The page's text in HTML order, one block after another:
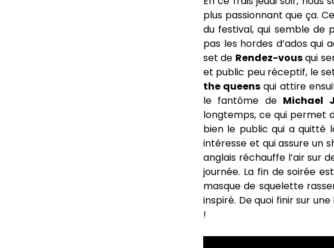
plus passionnant que ça.
du festival, qui semble de
pas les hordes d’ados
set de Rendez-vousqui
et public peu réceptif, le
the queens qui attire
le fantôme de Michael
longtemps, ce qui permet
bien le public qui a quitté
intéresse et qui assure un
anglais réchauffe l’air sur
journée. La fin de soirée
masque de squelette
inspiré. De quoi finir sur
!